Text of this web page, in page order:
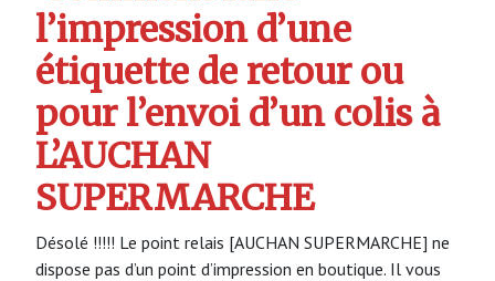
l’impression d’une
étiquette de retour ou
pour l’envoi d’un colis à
L’AUCHAN
SUPERMARCHE
Désolé !!!!! Le point relais [AUCHAN SUPERMARCHE] ne
dispose pas d’un point d’impression en boutique. Il vous